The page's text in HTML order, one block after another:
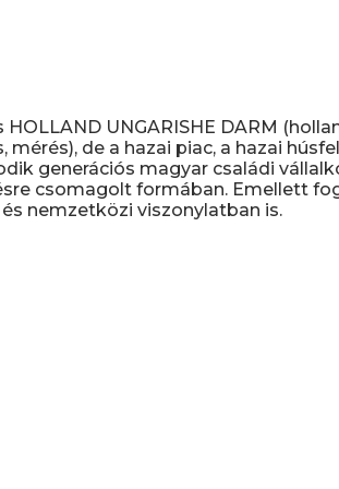
UNGARISHE DARM
de a hazai piac, a hazai
generációs magyar családi
csomagolt formában. Emellett
nemzetközi viszonylatban is.